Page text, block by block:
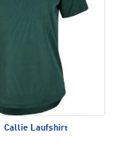
Callie Laufshirt